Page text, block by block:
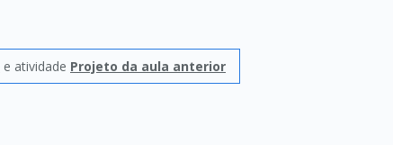
e atividade Projeto da aula anterior